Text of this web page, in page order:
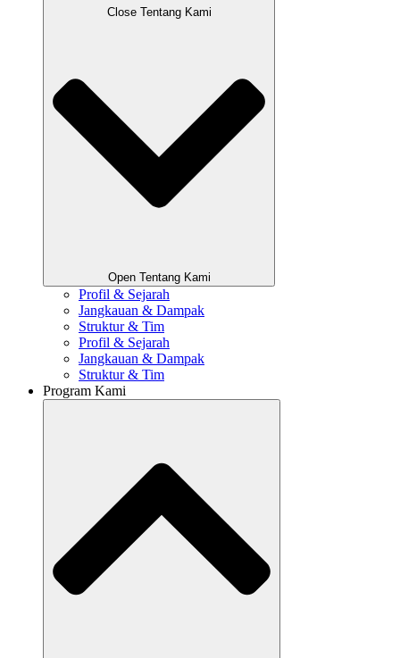
Close Tentang Kami
Open Tentang Kami
Profil & Sejarah
Jangkauan & Dampak
Struktur & Tim
Profil & Sejarah
Jangkauan & Dampak
Struktur & Tim
Program Kami